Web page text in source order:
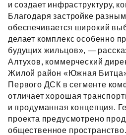
и создает инфраструктуру,
Благодаря застройке
обеспечивается широкий
делает комплекс особенно
будущих жильцов», —
Алтухов, коммерческий
Жилой район «Южная
Первого ДСК в сегменте
отличает хорошая
и продуманная концепция.
проекта предусмотрено
общественное